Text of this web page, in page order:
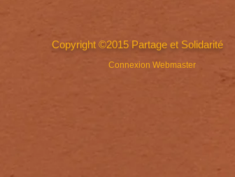
Tananarive.
Copyright ©2015 Partage et Solidarité
Connexion Webmaster